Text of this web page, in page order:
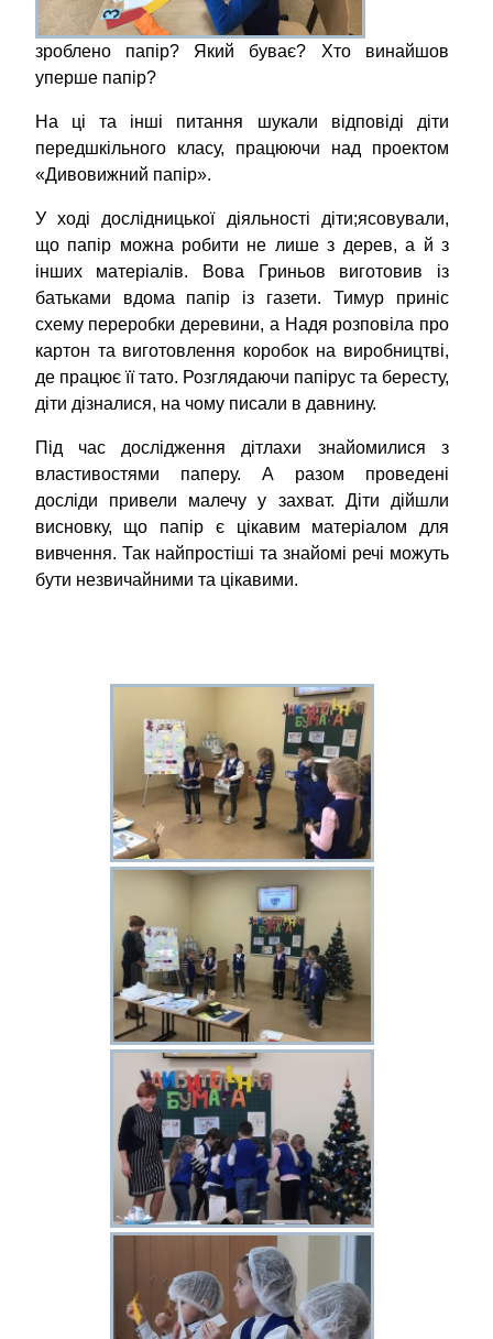
зроблено папір? Який буває? Хто винайшов
уперше папір?
На ці та інші питання шукали відповіді діти
передшкільного класу, працюючи над проектом
«Дивовижний папір».
У ході дослідницької діяльності діти;ясовували,
що папір можна робити не лише з дерев, а й з
інших матеріалів. Вова Гриньов виготовив із
батьками вдома папір із газети. Тимур приніс
схему переробки деревини, а Надя розповіла про
картон та виготовлення коробок на виробництві,
де працює її тато. Розглядаючи папірус та бересту,
діти дізналися, на чому писали в давнину.
Під час дослідження дітлахи знайомилися з
властивостями паперу. А разом проведені
досліди привели малечу у захват. Діти дійшли
висновку, що папір є цікавим матеріалом для
вивчення. Так найпростіші та знайомі речі можуть
бути незвичайними та цікавими.